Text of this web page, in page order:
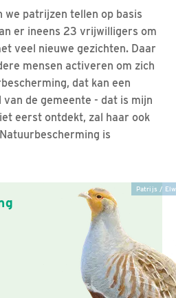
we patrijzen tellen op basis
er ineens 23 vrijwilligers om
veel nieuwe gezichten. Daar
mensen activeren om zich
dat kan een
de gemeente - dat is mijn
eerst ontdekt, zal haar ook
is
Patrijs /